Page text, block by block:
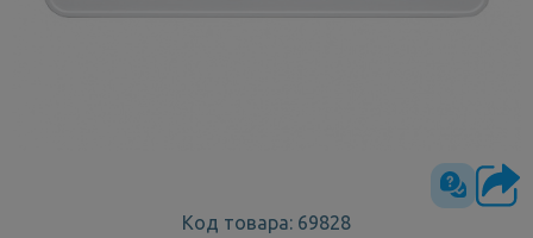
Код товара: 69828